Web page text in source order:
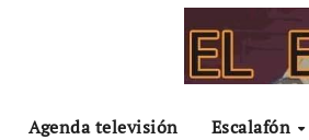
Agenda televisión Escalafón